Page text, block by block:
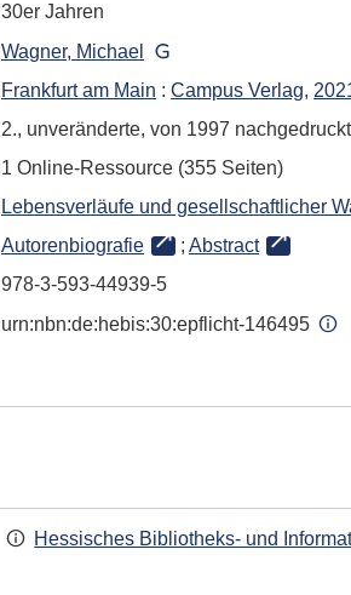
30er Jahren
Wagner, Michael
Frankfurt am Main : Campus Verlag,
2., unveränderte, von 1997
1 Online-Ressource (355 Seiten)
Lebensverläufe und gesellschaftlicher
Autorenbiografie ; Abstract
978-3-593-44939-5
urn:nbn:de:hebis:30:epflicht-146495
Hessisches Bibliotheks- und